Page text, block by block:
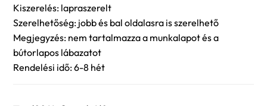
Kiszerelés: lapraszerelt
Szerelhetőség: jobb és bal oldalasra is szerelhető
Megjegyzés: nem tartalmazza a munkalapot és a
bútorlapos lábazatot
Rendelési idő: 6-8 hét